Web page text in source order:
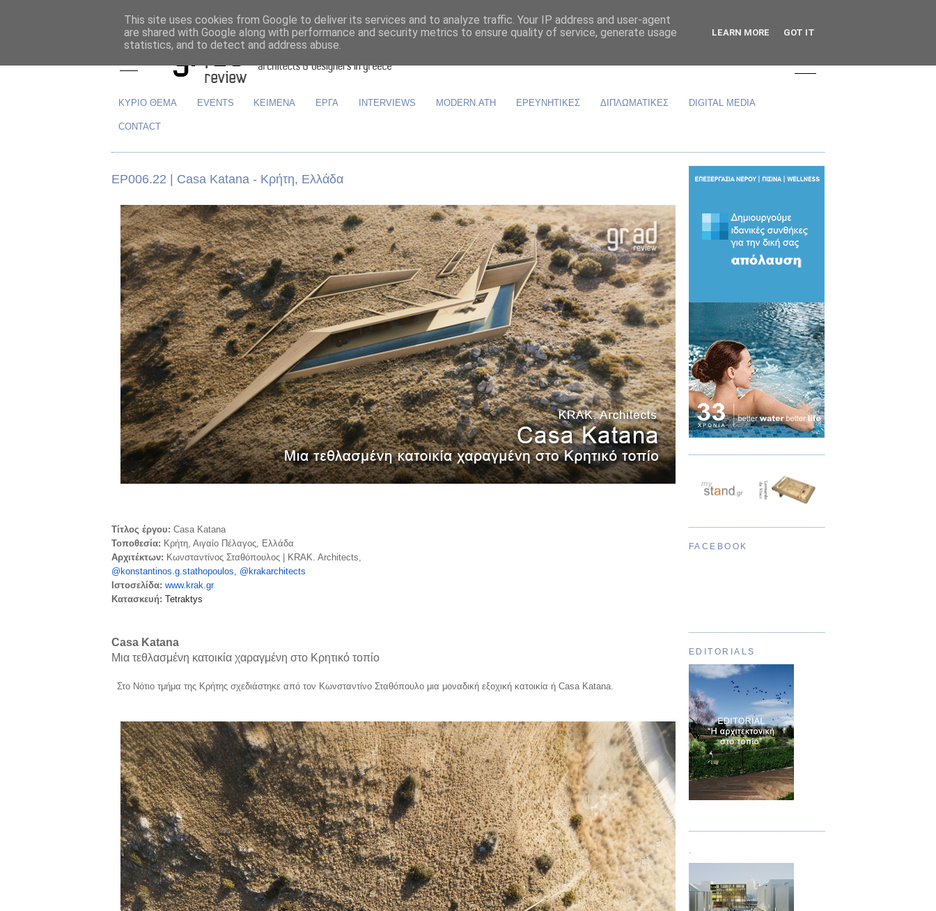
ΚΥΡΙΟ ΘΕΜΑ EVENTS ΚΕΙΜΕΝΑ ΕΡΓΑ INTERVIEWS MODERN.ATH ΕΡΕΥΝΗΤΙΚΕΣ ΔΙΠΛΩΜΑΤΙΚΕΣ DIGITAL MEDIA
CONTACT
ΕΡ006.22 | Casa Katana - Κρήτη, Ελλάδα
Τίτλος έργου: Casa Katana
Τοποθεσία: Κρήτη, Αιγαίο Πέλαγος, Ελλάδα
Αρχιτέκτων: Κωνσταντίνος Σταθόπουλος | KRAK. Architects,
@konstantinos.g.stathopoulos,
@krakarchitects
Ιστοσελίδα: www.krak.gr
Κατασκευή: Tetraktys
Casa Katana
Μια τεθλασμένη κατοικία χαραγμένη στο Κρητικό τοπίο
Στο Νότιο τμήμα της Κρήτης σχεδιάστηκε από τον Κωνσταντίνο Σταθόπουλο μια μοναδική εξοχική κατοικία ή Casa Katana.
FACEBOOK
EDITORIALS
.
This site uses cookies from Google to deliver its services and to analyze traffic. Your IP address and user-agent
are shared with Google along with performance and security metrics to ensure quality of service, generate usage
statistics, and to detect and address abuse.
LEARN MORE GOT IT